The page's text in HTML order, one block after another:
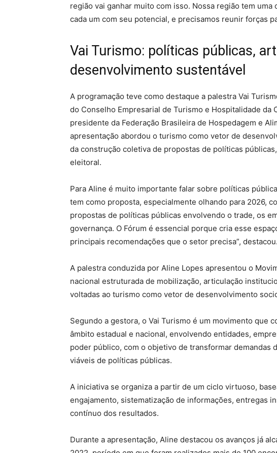
região vai ganhar muito com isso. Nossa região tem
cada um com seu potencial, e precisamos reunir forças
Vai Turismo: políticas públicas,
desenvolvimento sustentável
A programação teve como destaque a palestra Vai
do Conselho Empresarial de Turismo e Hospitalidade da
presidente da Federação Brasileira de Hospedagem e
apresentação abordou o turismo como vetor de
da construção coletiva de propostas de políticas
eleitoral.
Para Aline é muito importante falar sobre políticas
tem como proposta, especialmente olhando para 2026,
propostas de políticas públicas envolvendo o trade, os
governança. O Fórum é essencial porque cria esse
principais recomendações que o setor precisa”, destacou.
A palestra conduzida por Aline Lopes apresentou o
nacional estruturada de mobilização, articulação
voltadas ao turismo como vetor de desenvolvimento
Segundo a gestora, o Vai Turismo é um movimento que
âmbito estadual e nacional, envolvendo entidades,
poder público, com o objetivo de transformar demandas
viáveis de políticas públicas.
A iniciativa se organiza a partir de um ciclo virtuoso,
engajamento, sistematização de informações, entregas
contínuo dos resultados.
Durante a apresentação, Aline destacou os avanços já